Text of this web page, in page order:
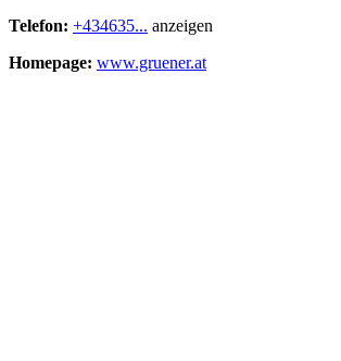
Telefon: +434635... anzeigen
Homepage: www.gruener.at